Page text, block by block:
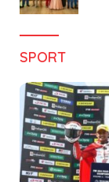
SPORT